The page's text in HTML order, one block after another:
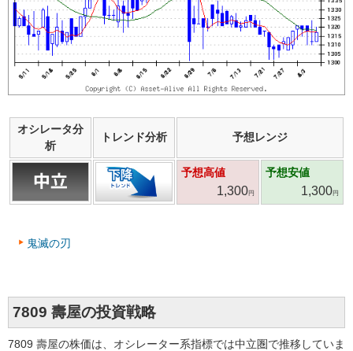
オシレータ分
析
トレンド分析 予想レンジ
予想高値
1,300円
予想安値
1,300円
鬼滅の刃
7809 壽屋の投資戦略
7809 壽屋の株価は、オシレーター系指標では中立圏で推移していま